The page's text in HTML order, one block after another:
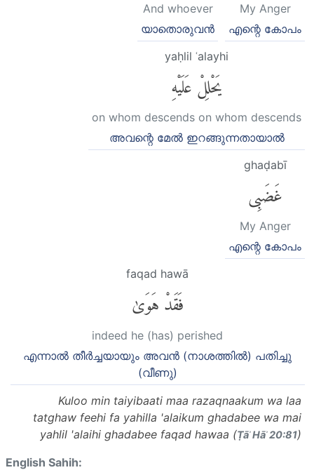
My Anger
എന്റെ കോപം
And whoever
യാതൊരുവന്‍
yaḥlil ʿalayhi
يَحْلِلْ عَلَيْهِ
on whom descends on whom descends
അവന്റെ മേല്‍ ഇറങ്ങുന്നതായാല്‍
ghaḍabī
غَضَبِى
My Anger
എന്റെ കോപം
faqad hawā
فَقَدْ هَوَىٰ
indeed he (has) perished
എന്നാല്‍ തീര്‍ച്ചയായും അവന്‍ (നാശത്തില്‍) പതിച്ചു
(വീണു)
Kuloo min taiyibaati maa razaqnaakum wa laa
tatghaw feehi fa yahilla 'alaikum ghadabee wa mai
yahlil 'alaihi ghadabee faqad hawaa (Ṭāʾ Hāʾ 20:81)
English Sahih: